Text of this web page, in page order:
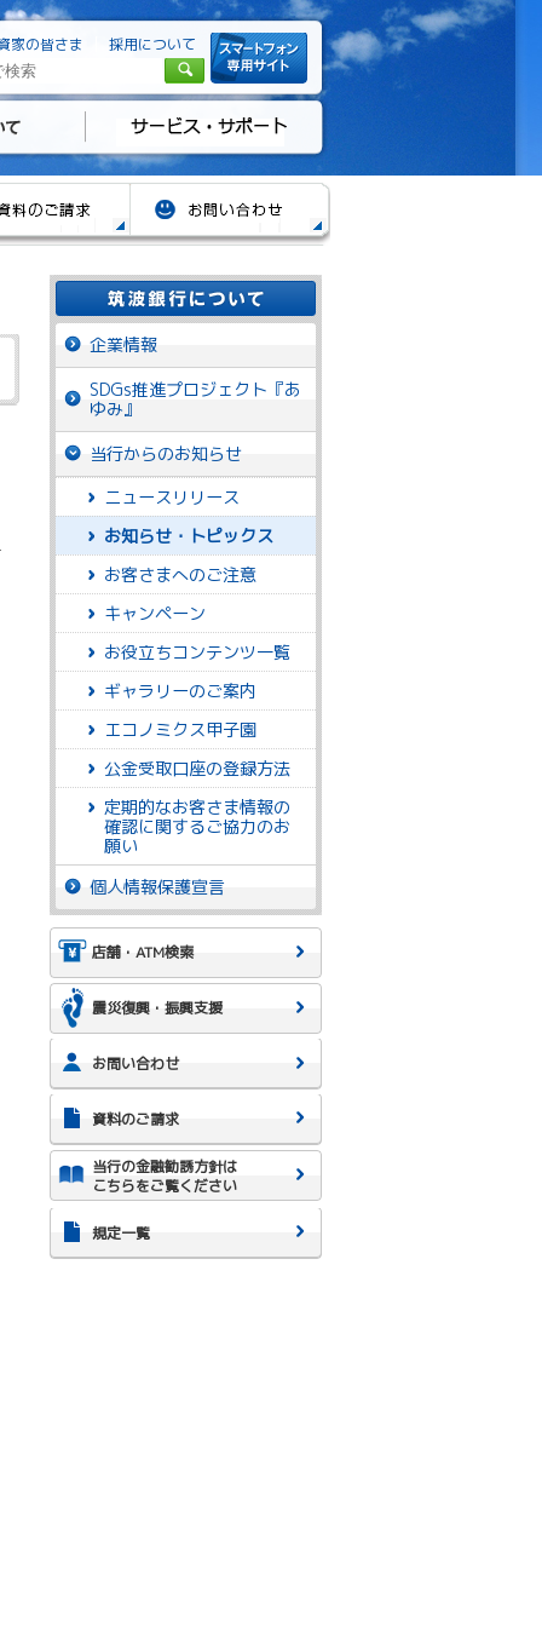
家の皆さま 採用について
企業情報
SDGs推進プロジェクト『あ
ゆみ』
当行からのお知らせ
ニュースリリース
お知らせ・トピックス
お客さまへのご注意
キャンペーン
お役立ちコンテンツ一覧
ギャラリーのご案内
エコノミクス甲子園
公金受取口座の登録方法
定期的なお客さま情報の
確認に関するご協力のお
願い
個人情報保護宣言
店舗・ATM検索
震災復興・振興支援
お問い合わせ
資料のご請求
当行の金融勧誘方針は
こちらをご覧ください
規定一覧